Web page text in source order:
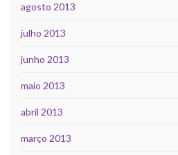
agosto 2013
julho 2013
junho 2013
maio 2013
abril 2013
março 2013